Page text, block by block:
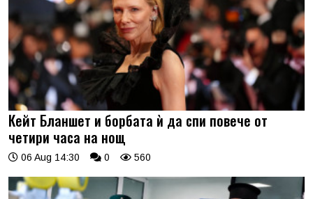
Кейт Бланшет и борбата ѝ да спи повече от
четири часа на нощ
06 Aug 14:30 0 560